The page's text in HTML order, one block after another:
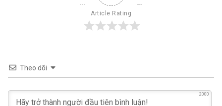
Article Rating
Theo dõi
2000